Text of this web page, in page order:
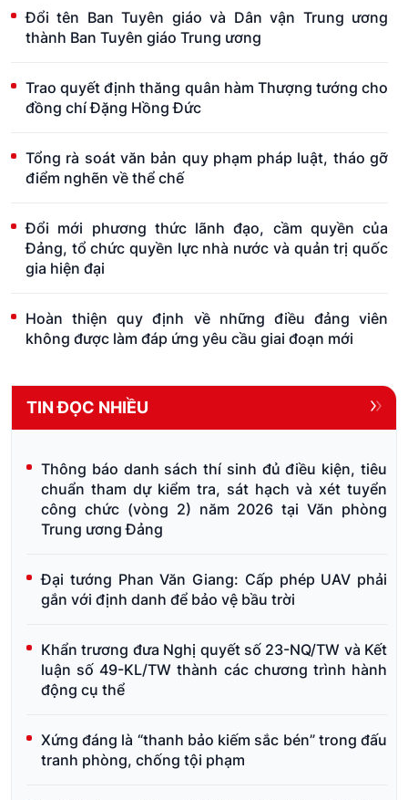
Đổi tên Ban Tuyên giáo và Dân vận Trung ương
thành Ban Tuyên giáo Trung ương
Trao quyết định thăng quân hàm Thượng tướng cho
đồng chí Đặng Hồng Đức
Tổng rà soát văn bản quy phạm pháp luật, tháo gỡ
điểm nghẽn về thể chế
Đổi mới phương thức lãnh đạo, cầm quyền của
Đảng, tổ chức quyền lực nhà nước và quản trị quốc
gia hiện đại
Hoàn thiện quy định về những điều đảng viên
không được làm đáp ứng yêu cầu giai đoạn mới
TIN ĐỌC NHIỀU
Thông báo danh sách thí sinh đủ điều kiện, tiêu
chuẩn tham dự kiểm tra, sát hạch và xét tuyển
công chức (vòng 2) năm 2026 tại Văn phòng
Trung ương Đảng
Đại tướng Phan Văn Giang: Cấp phép UAV phải
gắn với định danh để bảo vệ bầu trời
Khẩn trương đưa Nghị quyết số 23-NQ/TW và Kết
luận số 49-KL/TW thành các chương trình hành
động cụ thể
Xứng đáng là “thanh bảo kiếm sắc bén” trong đấu
tranh phòng, chống tội phạm